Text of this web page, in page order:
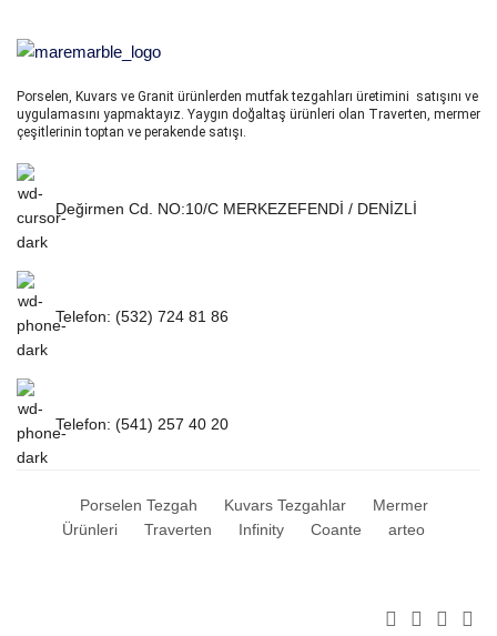
Porselen, Kuvars ve Granit ürünlerden mutfak tezgahları üretimini satışını ve
uygulamasını yapmaktayız. Yaygın doğaltaş ürünleri olan Traverten, mermer
çeşitlerinin toptan ve perakende satışı.
Değirmen Cd. NO:10/C MERKEZEFENDİ / DENİZLİ
Telefon: (532) 724 81 86
Telefon: (541) 257 40 20
Porselen Tezgah Kuvars Tezgahlar
Mermer
Ürünleri
Traverten Infinity Coante arteo